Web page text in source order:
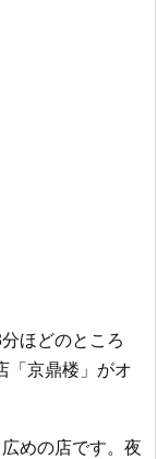
ほどのところ
「京鼎楼」がオ
めの店です。夜